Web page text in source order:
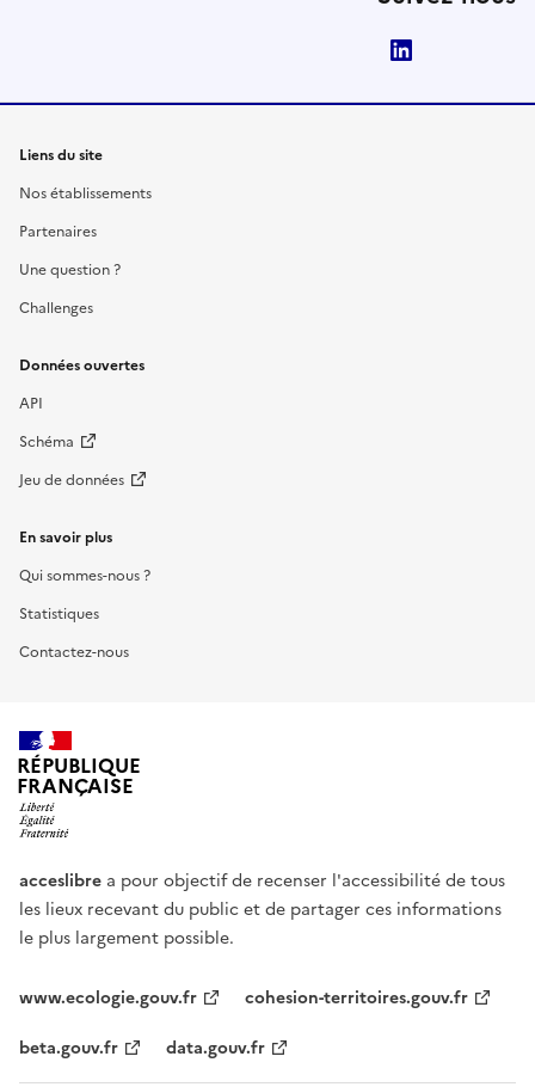
Liens du site
Nos établissements
Partenaires
Une question ?
Challenges
Données ouvertes
API
Schéma
Jeu de données
En savoir plus
Qui sommes-nous ?
Statistiques
Contactez-nous
RÉPUBLIQUE
FRANÇAISE
acceslibre a pour objectif de recenser l'accessibilité de tous
les lieux recevant du public et de partager ces informations
le plus largement possible.
www.ecologie.gouv.fr
cohesion-territoires.gouv.fr
beta.gouv.fr
data.gouv.fr